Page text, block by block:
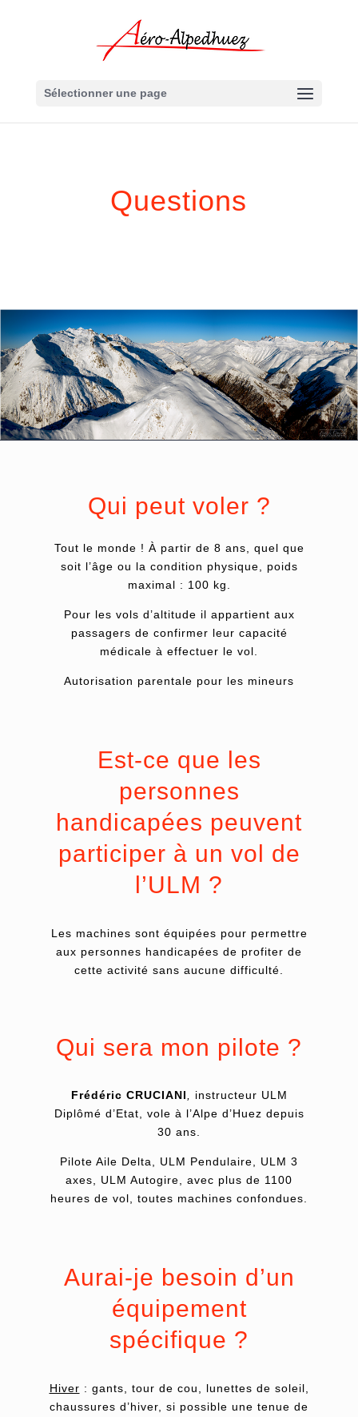
Sélectionner une page
Questions
Qui peut voler ?
Tout le monde ! À partir de 8 ans, quel que
soit l’âge ou la condition physique, poids
maximal : 100 kg.
Pour les vols d’altitude il appartient aux
passagers de confirmer leur capacité
médicale à effectuer le vol.
Autorisation parentale pour les mineurs
Est-ce que les
personnes
handicapées peuvent
participer à un vol de
l’ULM ?
Les machines sont équipées pour permettre
aux personnes handicapées de profiter de
cette activité sans aucune difficulté.
Qui sera mon pilote ?
Frédéric CRUCIANI
instructeur ULM
Diplômé d’Etat, vole à l’Alpe d’Huez depuis
30 ans.
Pilote Aile Delta, ULM Pendulaire, ULM 3
axes, ULM Autogire, avec plus de 1100
heures de vol, toutes machines confondues.
Aurai-je besoin d’un
équipement
spécifique ?
Hiver : gants, tour de cou, lunettes de soleil,
chaussures d’hiver, si possible une tenue de